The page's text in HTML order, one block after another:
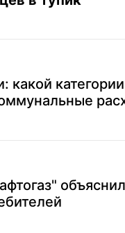
категории